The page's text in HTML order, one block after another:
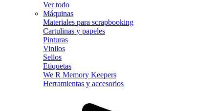
Ver todo
Máquinas
Materiales para scrapbooking
Cartulinas y papeles
Pinturas
Vinilos
Sellos
Etiquetas
We R Memory Keepers
Herramientas y accesorios